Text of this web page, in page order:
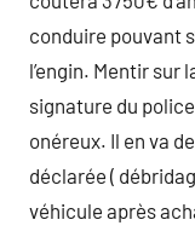
conduire pouvant
l’engin. Mentir sur
signature du
onéreux. Il en va
déclarée (
véhicule après